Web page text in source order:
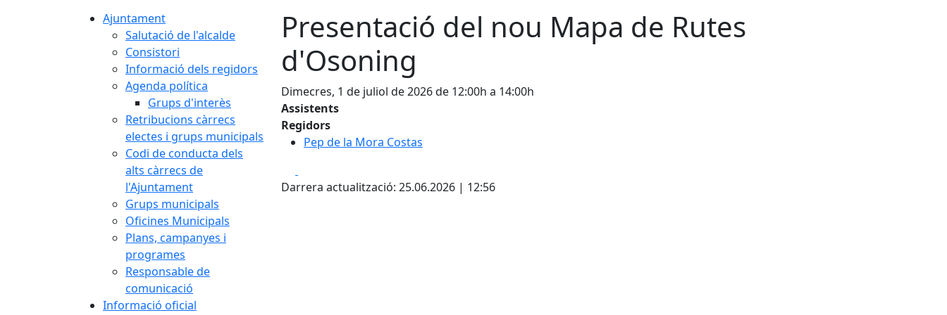
Ajuntament
Salutació de l'alcalde
Consistori
Informació dels regidors
Agenda política
Grups d'interès
Retribucions càrrecs
electes i grups municipals
Codi de conducta dels
alts càrrecs de
l'Ajuntament
Grups municipals
Oficines Municipals
Plans, campanyes i
programes
Responsable de
comunicació
Informació oficial
Presentació del nou Mapa de Rutes
d'Osoning
Dimecres, 1 de juliol de 2026 de 12:00h a 14:00h
Assistents
Regidors
Pep de la Mora Costas
Darrera actualització: 25.06.2026 | 12:56